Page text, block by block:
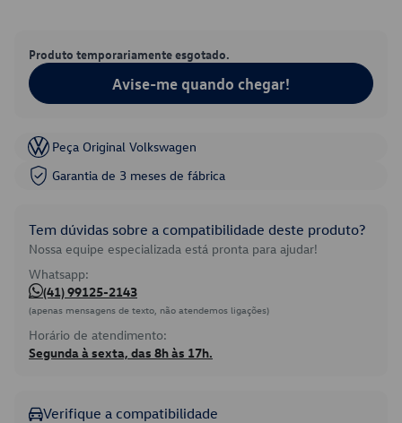
Produto temporariamente esgotado.
Avise-me quando chegar!
Peça Original Volkswagen
Garantia de 3 meses de fábrica
Tem dúvidas sobre a compatibilidade deste produto?
Nossa equipe especializada está pronta para ajudar!
Whatsapp:
(41) 99125-2143
(apenas mensagens de texto, não atendemos ligações)
Horário de atendimento:
Segunda à sexta, das 8h às 17h.
Verifique a compatibilidade